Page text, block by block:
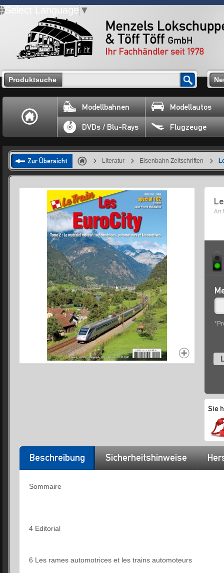
Select Language ▼
Produktsuche
Modellbahnen Modellautos
DVDs / Blu-Rays Flugzeuge
Zur Übersicht Literatur Eisenbahn Zeitschriften
Sie
Beschreibung Sicherheitshinweise
Sommaire
4 Editorial
6 Les rames automotrices et les trains automoteurs